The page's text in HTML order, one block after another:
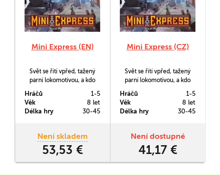
Mini Express (EN)
Svět se řítí vpřed, tažený
parní lokomotivou, a kdo
životní příležitost ujede! Ve
hře Mini Express se
proměníte v bohaté
celém kontinentu, získávají
vliv v železničních firmách,
obchodují s akciemi a snaží
Hráčů
1-5
Věk
8 let
Délka hry
30-45
Není skladem
53,53 €
Mini Express (CZ)
Svět se řítí vpřed, tažený
parní lokomotivou, a kdo
životní příležitost ujede! Ve
hře Mini Express se
proměníte v bohaté
celém kontinentu, získávají
vliv v železničních firmách,
obchodují s akciemi a snaží
Hráčů
1-5
Věk
8 let
Délka hry
30-45
Není dostupné
41,17 €